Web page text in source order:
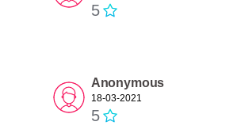
5
Anonymous
18-03-2021
5